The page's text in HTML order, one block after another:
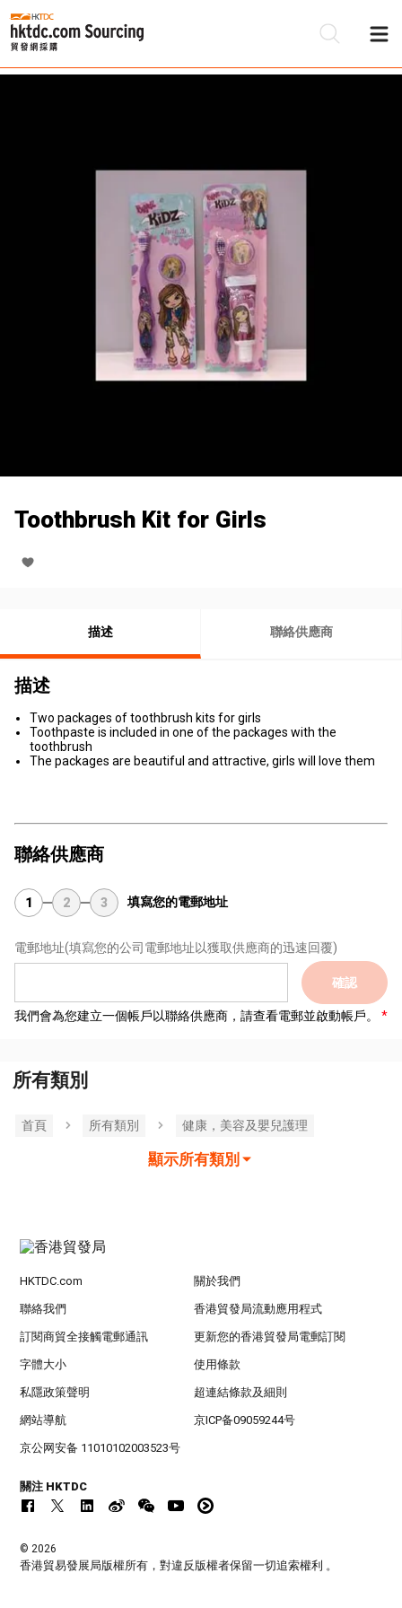
Toothbrush Kit for Girls
描述 聯絡供應商
描述
Two packages of toothbrush kits for girls
Toothpaste is included in one of the packages with the
toothbrush
The packages are beautiful and attractive, girls will love them
聯絡供應商
1 2 3 填寫您的電郵地址
電郵地址(填寫您的公司電郵地址以獲取供應商的迅速回覆)
確認
我們會為您建立一個帳戶以聯絡供應商，請查看電郵並啟動帳戶。
所有類別
首頁 所有類別 健康，美容及嬰兒護理
顯示所有類別
HKTDC.com 關於我們
聯絡我們 香港貿發局流動應用程式
訂閱商貿全接觸電郵通訊 更新您的香港貿發局電郵訂閱
字體大小 使用條款
私隱政策聲明 超連結條款及細則
網站導航 京ICP备09059244号
京公网安备 11010102003523号
關注 HKTDC
© 2026
香港貿易發展局版權所有，對違反版權者保留一切追索權利 。